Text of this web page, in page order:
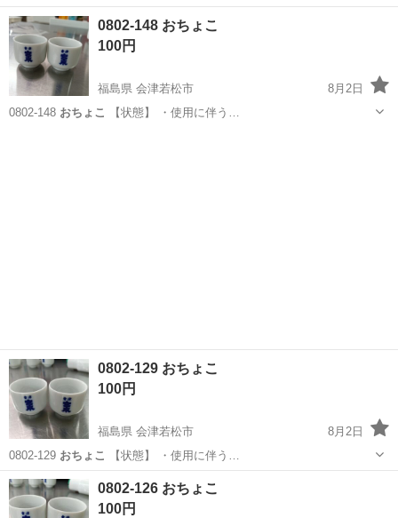
福島 会津若松市 食器
0802-148 おちょこ
100円
福島県 会津若松市
8月2日
0802-148 おちょこ 【状態】 ・使用に伴う…
0802-129 おちょこ
100円
福島県 会津若松市
8月2日
0802-129 おちょこ 【状態】 ・使用に伴う…
福島 会津若松市 食器
0802-126 おちょこ
100円